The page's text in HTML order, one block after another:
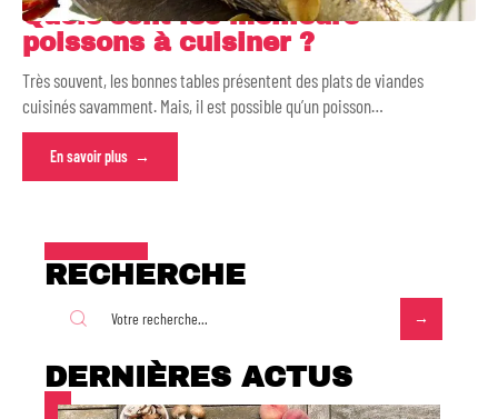
Quels sont les meilleurs
poissons à cuisiner ?
Très souvent, les bonnes tables présentent des plats de viandes
cuisinés savamment. Mais, il est possible qu’un poisson…
En savoir plus
RECHERCHE
DERNIÈRES ACTUS